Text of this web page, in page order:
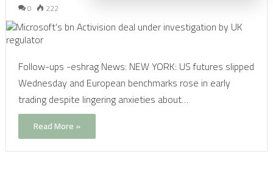
0 222
Follow-ups -eshrag News: NEW YORK: US futures slipped
Wednesday and European benchmarks rose in early
trading despite lingering anxieties about…
Read More »